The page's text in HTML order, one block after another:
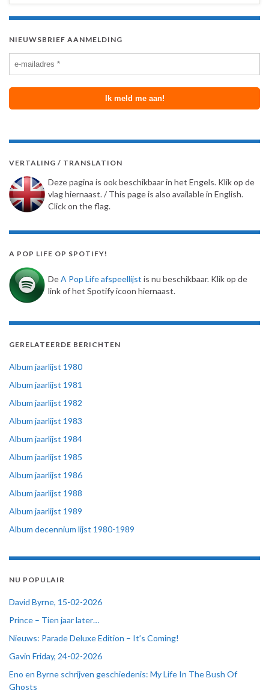
NIEUWSBRIEF AANMELDING
VERTALING / TRANSLATION
Deze pagina is ook beschikbaar in het Engels. Klik op de
vlag hiernaast. / This page is also available in English.
Click on the flag.
A POP LIFE OP SPOTIFY!
DeA Pop Life afspeellijst is nu beschikbaar. Klik op de
link of het Spotify icoon hiernaast.
GERELATEERDE BERICHTEN
Album jaarlijst 1980
Album jaarlijst 1981
Album jaarlijst 1982
Album jaarlijst 1983
Album jaarlijst 1984
Album jaarlijst 1985
Album jaarlijst 1986
Album jaarlijst 1988
Album jaarlijst 1989
Album decennium lijst 1980-1989
NU POPULAIR
David Byrne, 15-02-2026
Prince – Tien jaar later…
Nieuws: Parade Deluxe Edition – It’s Coming!
Gavin Friday, 24-02-2026
Eno en Byrne schrijven geschiedenis: My Life In The Bush Of
Ghosts